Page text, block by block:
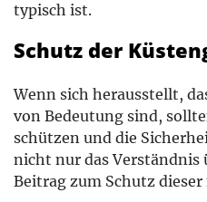
typisch ist.
Schutz der
Wenn sich herausstellt,
von Bedeutung sind,
schützen und die
nicht nur das Verständnis
Beitrag zum Schutz